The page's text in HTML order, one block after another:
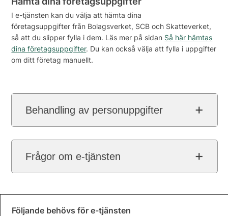
I e-tjänsten kan du välja att hämta dina
företagsuppgifter från Bolagsverket, SCB och Skatteverket,
så att du slipper fylla i dem. Läs mer på sidan Så här hämtas
dina företagsuppgifter. Du kan också välja att fylla i uppgifter
om ditt företag manuellt.
Behandling av personuppgifter
Frågor om e-tjänsten
Följande behövs för e-tjänsten